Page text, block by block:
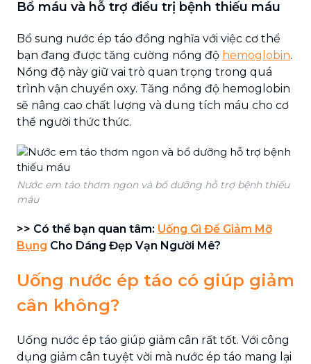
Bổ máu và hỗ trợ điều trị bệnh thiếu máu
Bổ sung nước ép táo đồng nghĩa với việc cơ thể
bạn đang được tăng cường nồng độ hemoglobin.
Nồng độ này giữ vai trò quan trọng trong quá
trình vận chuyển oxy. Tăng nồng độ hemoglobin
sẽ nâng cao chất lượng và dung tích máu cho cơ
thể người thức thức.
Nước em táo thơm ngon và bổ dưỡng hỗ trợ bệnh thiếu
máu
>> Có thể bạn quan tâm: Uống Gì Để Giảm Mỡ
Bụng Cho Dáng Đẹp Vạn Người Mê?
Uống nước ép táo có giúp giảm
cân không?
Uống nước ép táo giúp giảm cân rất tốt. Với công
dụng giảm cân tuyệt vời mà nước ép táo mang lại